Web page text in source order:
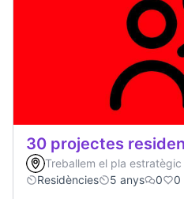
30 projectes
Treballem el pla
Residències
5 anys 0 0